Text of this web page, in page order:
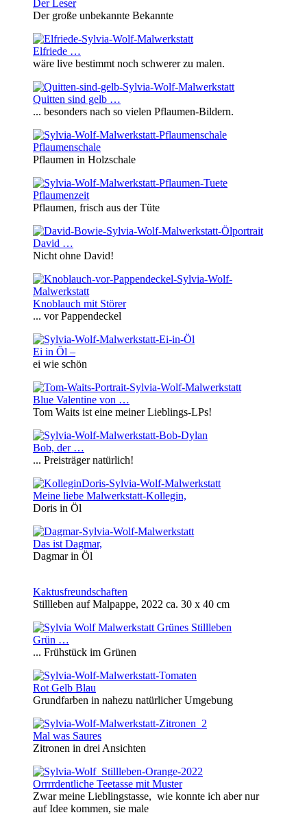
Der Leser
Der große unbekannte Bekannte
Elfriede …
wäre live bestimmt noch schwerer zu malen.
Quitten sind gelb …
... besonders nach so vielen Pflaumen-Bildern.
Pflaumenschale
Pflaumen in Holzschale
Pflaumenzeit
Pflaumen, frisch aus der Tüte
David …
Nicht ohne David!
Knoblauch mit Störer
... vor Pappendeckel
Ei in Öl –
ei wie schön
Blue Valentine von …
Tom Waits ist eine meiner Lieblings-LPs!
Bob, der …
... Preisträger natürlich!
Meine liebe Malwerkstatt-Kollegin,
Doris in Öl
Das ist Dagmar,
Dagmar in Öl
Kaktusfreundschaften
Stillleben auf Malpappe, 2022 ca. 30 x 40 cm
Grün …
... Frühstück im Grünen
Rot Gelb Blau
Grundfarben in nahezu natürlicher Umgebung
Mal was Saures
Zitronen in drei Ansichten
Orrrrdentliche Teetasse mit Muster
Zwar meine Lieblingstasse, wie konnte ich aber nur
auf Idee kommen, sie male